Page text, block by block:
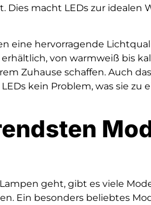
Dies macht LEDs zur idealen
eine hervorragende
von warmweiß bis
Zuhause schaffen. Auch
kein Problem, was sie zu
geht, gibt es viele
Ein besonders beliebtes